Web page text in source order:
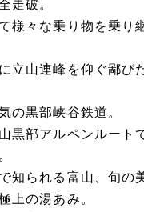
走破。
様々な乗り物を乗り
立山連峰を仰ぐ鄙び
の黒部峡谷鉄道。
黒部アルペンルート
知られる富山、旬の
上の湯あみ。